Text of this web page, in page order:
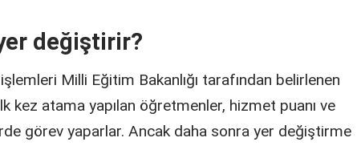
değiştirir?
Milli Eğitim Bakanlığı tarafından belirlenen
kez atama yapılan öğretmenler, hizmet puanı ve
görev yaparlar. Ancak daha sonra yer değiştirme